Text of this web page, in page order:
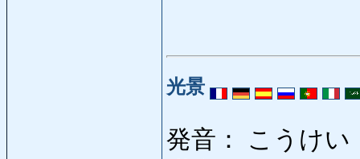
光景
発音： こうけい